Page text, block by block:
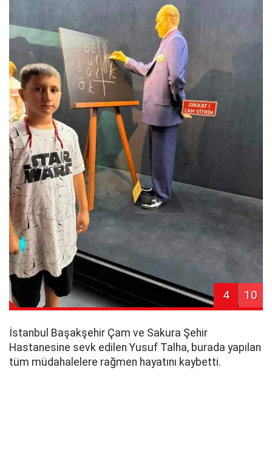
4 10
İstanbul Başakşehir Çam ve Sakura Şehir
Hastanesine sevk edilen Yusuf Talha, burada yapılan
tüm müdahalelere rağmen hayatını kaybetti.